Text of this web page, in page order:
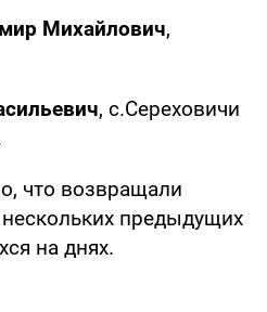
Михайлович,
, с.Сереховичи
что возвращали
предыдущих
на днях.